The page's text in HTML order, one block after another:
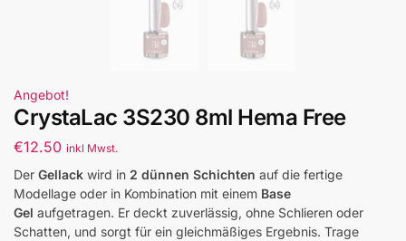
Angebot!
CrystaLac 3S230 8ml Hema Free
€12.50 inkl Mwst.
Der Gellack wird in 2 dünnen Schichten auf die fertige
Modellage oder in Kombination mit einem Base
Gel aufgetragen. Er deckt zuverlässig, ohne Schlieren oder
Schatten, und sorgt für ein gleichmäßiges Ergebnis. Trage